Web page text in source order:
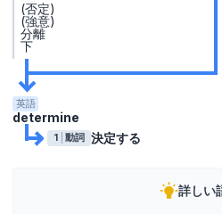
(否定)
(強意)
分離
下
英語
determine
1 動詞 決定する
詳しい